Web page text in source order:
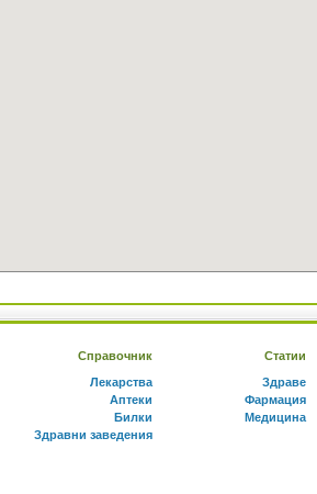
Справочник
Лекарства
Аптеки
Билки
Здравни заведения
Статии
Здраве
Фармация
Медицина